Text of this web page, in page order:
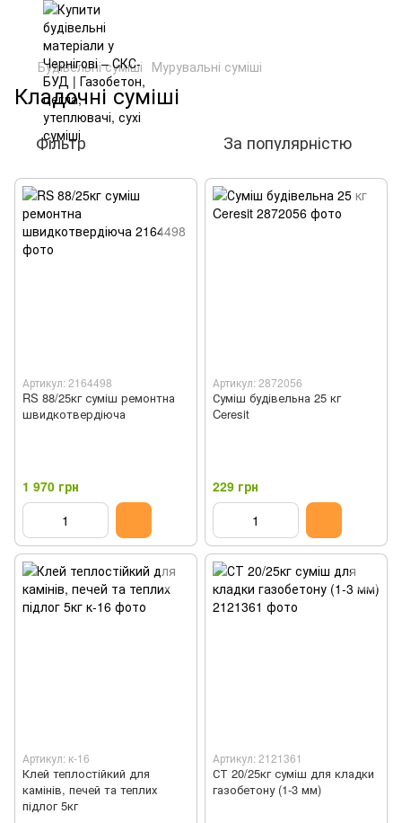
Будівельні суміші Мурувальні суміші
Кладочні суміші
Фільтр За популярністю
Артикул: 2164498
RS 88/25кг суміш ремонтна
швидкотвердіюча
1 970 грн
Артикул: 2872056
Суміш будівельна 25 кг
Ceresit
229 грн
Артикул: к-16
Клей теплостійкий для
камінів, печей та теплих
підлог 5кг
Артикул: 2121361
СТ 20/25кг суміш для кладки
газобетону (1-3 мм)